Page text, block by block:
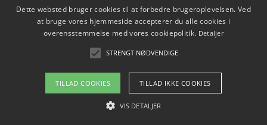
Sådan vælger du de bedste vandrerygsække til
vandreture i Danmark
Copyright 2026 - Pilanto Aps
Om / kontakt
Dette websted bruger cookies til at forbedre brugeroplevelsen. Ved
at bruge vores hjemmeside accepterer du alle cookies i
overensstemmelse med vores cookiepolitik. Detaljer
STRENGT NØDVENDIGE
TILLAD COOKIES TILLAD IKKE COOKIES
VIS DETALJER